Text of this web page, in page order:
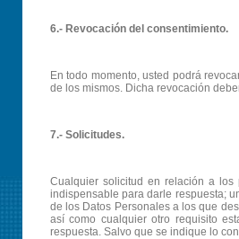
6.- Revocación del consentimiento.
En todo momento, usted podrá
de los mismos. Dicha revocación
7.- Solicitudes.
Cualquier solicitud en relación a los
indispensable para darle respuesta;
de los Datos Personales a los que
así como cualquier otro requisito
respuesta. Salvo que se indique lo